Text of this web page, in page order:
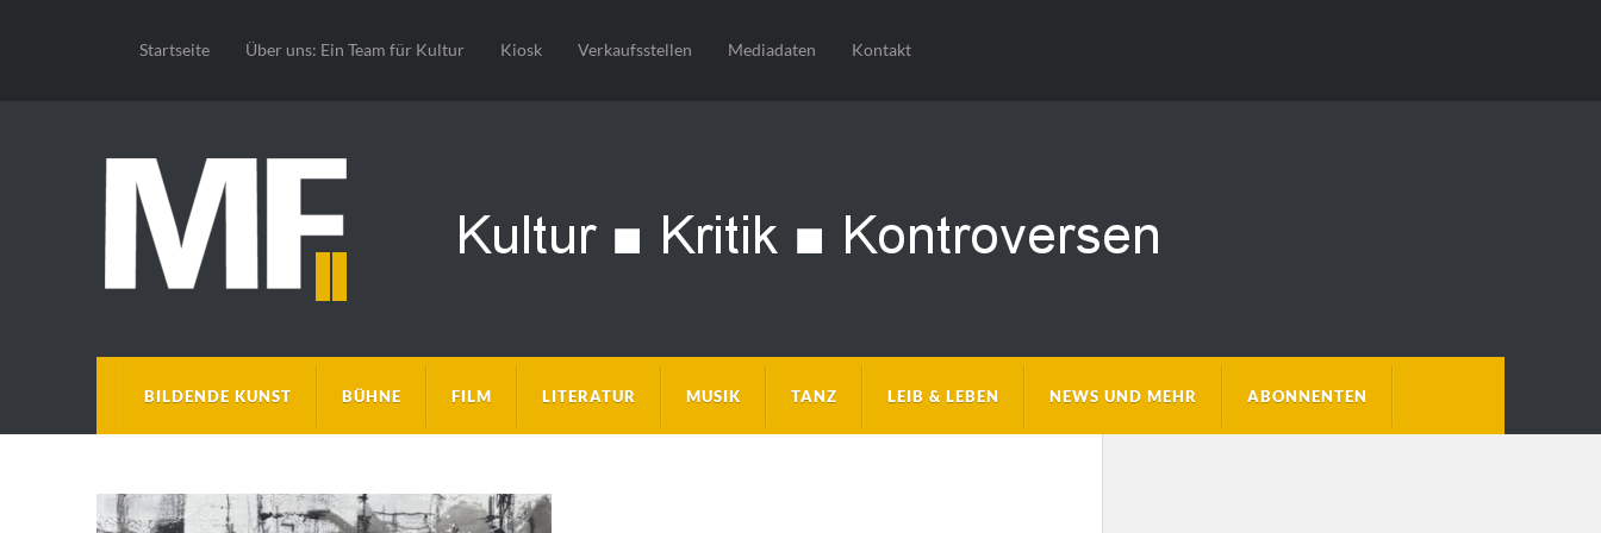
Startseite Über uns: Ein Team für Kultur Kiosk Verkaufsstellen Mediadaten Kontakt
BILDENDE KUNST BÜHNE FILM LITERATUR MUSIK TANZ LEIB & LEBEN NEWS UND MEHR ABONNENTEN